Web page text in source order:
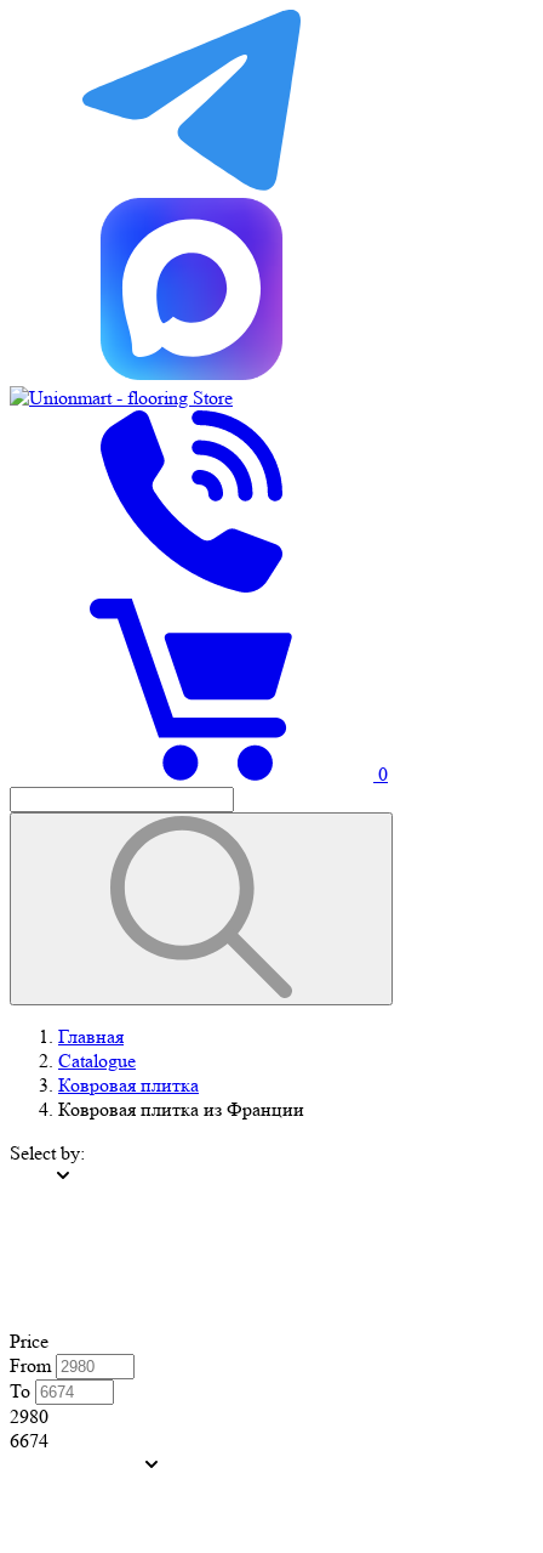
0
Главная
Catalogue
Ковровая плитка
Ковровая плитка из Франции
Select by:
Price
From
To
2980
6674